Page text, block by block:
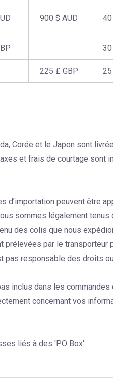
900 $ AUD 40
225 £ GBP
Corée et le Japon sont
et frais de courtage sont
d’importation peuvent être
sommes légalement tenus
des colis que nous
prélevées par le transporteur
pas responsable des droits
inclus dans les commandes
concernant vos
liés à des 'PO Box'.